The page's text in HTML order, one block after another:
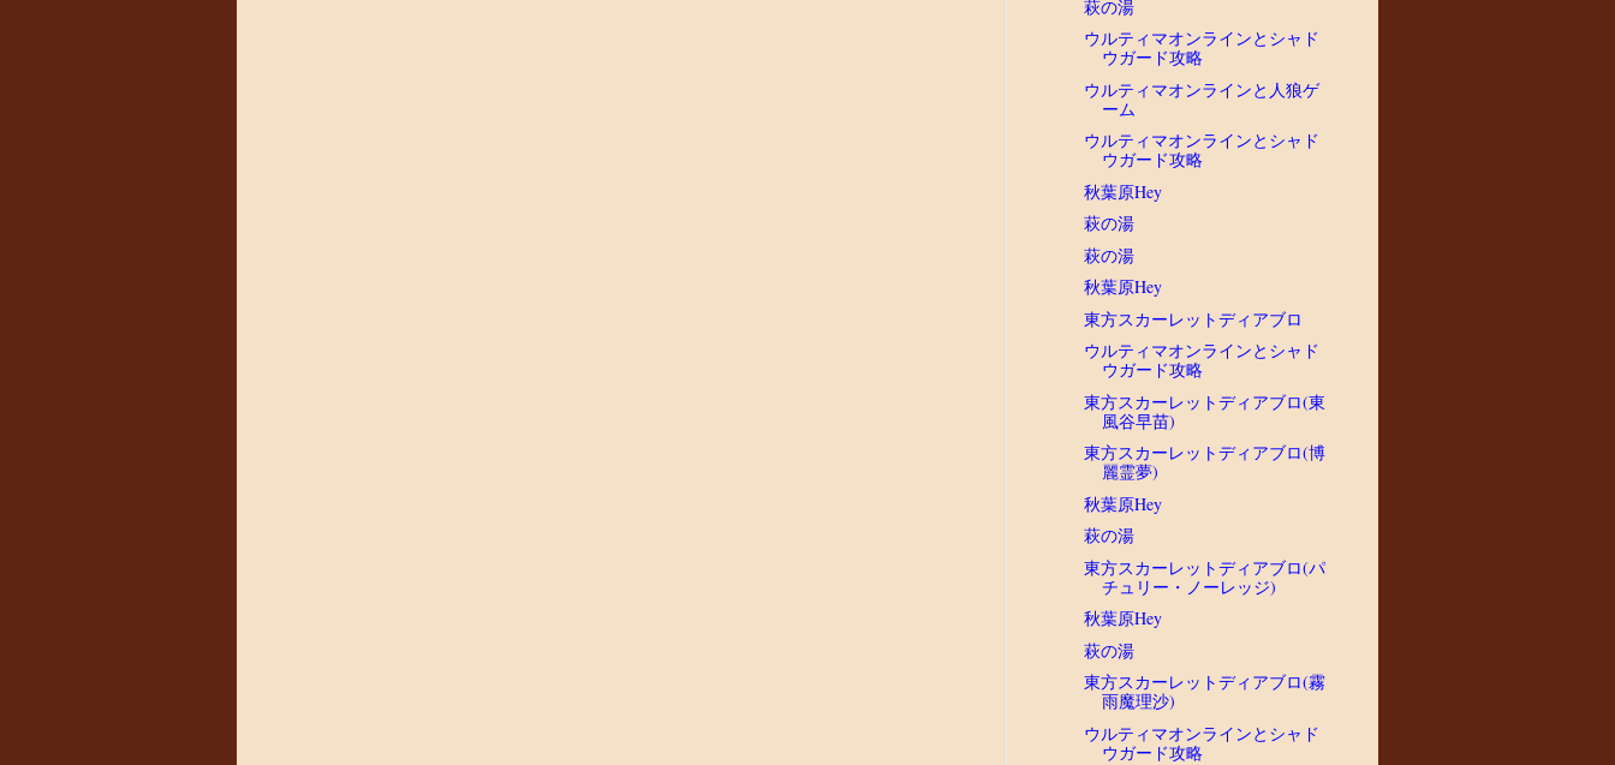
萩の湯
ウルティマオンラインとシャド
ウガード攻略
ウルティマオンラインと人狼ゲ
ーム
ウルティマオンラインとシャド
ウガード攻略
秋葉原Hey
萩の湯
萩の湯
秋葉原Hey
東方スカーレットディアブロ
ウルティマオンラインとシャド
ウガード攻略
東方スカーレットディアブロ(東
風谷早苗)
東方スカーレットディアブロ(博
麗霊夢)
秋葉原Hey
萩の湯
東方スカーレットディアブロ(パ
チュリー・ノーレッジ)
秋葉原Hey
萩の湯
東方スカーレットディアブロ(霧
雨魔理沙)
ウルティマオンラインとシャド
ウガード攻略